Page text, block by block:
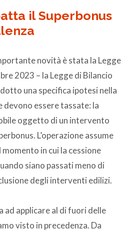
il Superbonus
novità è stata la Legge
2023 – la Legge di Bilancio
una specifica ipotesi nella
devono essere tassate: la
oggetto di un intervento
L’operazione assume
in cui la cessione
siano passati meno di
degli interventi edilizi.
ad applicare al di fuori delle
visto in precedenza. Da